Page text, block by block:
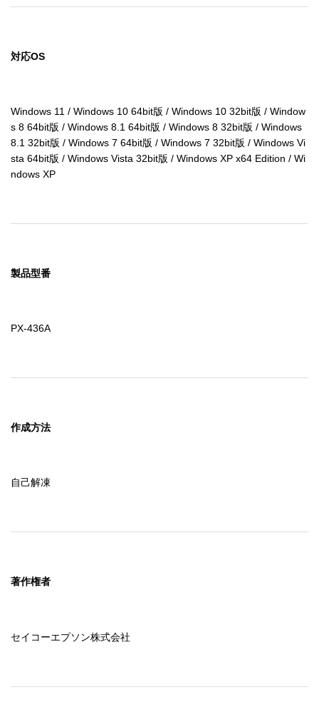
対応OS
Windows 11 / Windows 10 64bit版 / Windows 10 32bit版 / Window
s 8 64bit版 / Windows 8.1 64bit版 / Windows 8 32bit版 / Windows
8.1 32bit版 / Windows 7 64bit版 / Windows 7 32bit版 / Windows Vi
sta 64bit版 / Windows Vista 32bit版 / Windows XP x64 Edition / Wi
ndows XP
製品型番
PX-436A
作成方法
自己解凍
著作権者
セイコーエプソン株式会社